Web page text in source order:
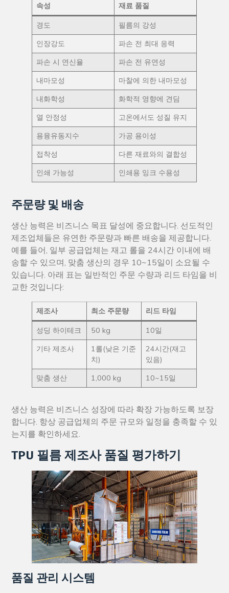
속성
재료 품질
경도
필름의 강성
인장강도
파손 전 최대 응력
파손 시 연신율
파손 전 유연성
내마모성
마찰에 의한 내마모성
내화학성
화학적 영향에 견딤
열 안정성
고온에서도 성질 유지
용융유동지수
가공 용이성
접착성
다른 재료와의 결합성
인쇄 가능성
인쇄용 잉크 수용성
주문량 및 배송
생산 능력은 비즈니스 목표 달성에 중요합니다. 선도적인
제조업체들은 유연한 주문량과 빠른 배송을 제공합니다.
예를 들어, 일부 공급업체는 재고 롤을 24시간 이내에 배
송할 수 있으며, 맞춤 생산의 경우 10~15일이 소요될 수
있습니다. 아래 표는 일반적인 주문 수량과 리드 타임을 비
교한 것입니다:
제조사 최소 주문량
리드 타임
성딩 하이테크
50 kg
10일
기타 제조사
1롤(낮은 기준
치)
24시간(재고
있음)
맞춤 생산
1,000 kg 10~15일
생산 능력은 비즈니스 성장에 따라 확장 가능하도록 보장
합니다. 항상 공급업체의 주문 규모와 일정을 충족할 수 있
는지를 확인하세요.
TPU 필름 제조사 품질 평가하기
품질 관리 시스템